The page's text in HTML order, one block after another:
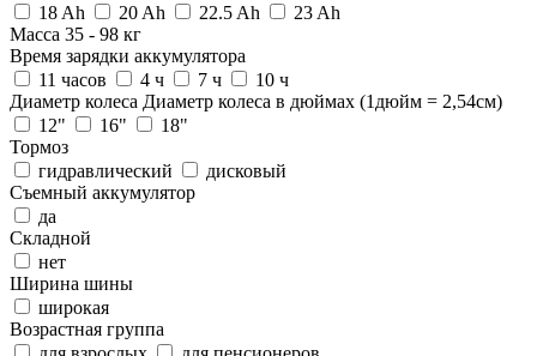
18 Ah
20 Ah 22.5 Ah
23 Ah
Масса 35 - 98 кг
Время зарядки аккумулятора
11 часов
4 ч 7 ч
10 ч
Диаметр колеса Диаметр колеса в дюймах (1дюйм = 2,54см)
12"
16"
18"
Тормоз
гидравлический
дисковый
Съемный аккумулятор
да
Складной
нет
Ширина шины
широкая
Возрастная группа